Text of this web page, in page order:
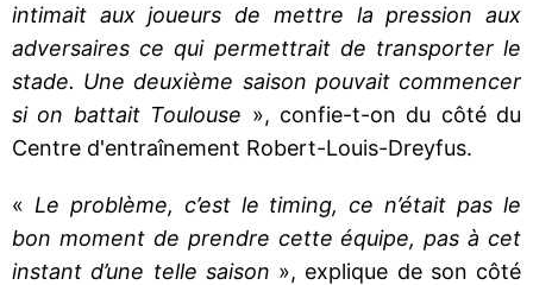
intimait aux joueurs de mettre la pression aux
adversaires ce qui permettrait de transporter le
stade. Une deuxième saison pouvait commencer
si on battait Toulouse », confie-t-on du côté du
Centre d'entraînement Robert-Louis-Dreyfus.
« Le problème, c’est le timing, ce n’était pas le
bon moment de prendre cette équipe, pas à cet
instant d’une telle saison », explique de son côté